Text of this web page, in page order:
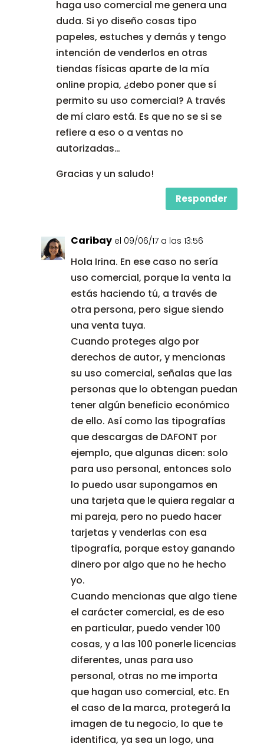
haga uso comercial me genera una
duda. Si yo diseño cosas tipo
papeles, estuches y demás y tengo
intención de venderlos en otras
tiendas físicas aparte de la mía
online propia, ¿debo poner que sí
permito su uso comercial? A través
de mí claro está. Es que no se si se
refiere a eso o a ventas no
autorizadas…
Gracias y un saludo!
Responder
Caribay el 09/06/17 a las 13:56
Hola Irina. En ese caso no sería
uso comercial, porque la venta la
estás haciendo tú, a través de
otra persona, pero sigue siendo
una venta tuya.
Cuando proteges algo por
derechos de autor, y mencionas
su uso comercial, señalas que las
personas que lo obtengan puedan
tener algún beneficio económico
de ello. Así como las tipografías
que descargas de DAFONT por
ejemplo, que algunas dicen: solo
para uso personal, entonces solo
lo puedo usar supongamos en
una tarjeta que le quiera regalar a
mi pareja, pero no puedo hacer
tarjetas y venderlas con esa
tipografía, porque estoy ganando
dinero por algo que no he hecho
yo.
Cuando mencionas que algo tiene
el carácter comercial, es de eso
en particular, puedo vender 100
cosas, y a las 100 ponerle licencias
diferentes, unas para uso
personal, otras no me importa
que hagan uso comercial, etc. En
el caso de la marca, protegerá la
imagen de tu negocio, lo que te
identifica, ya sea un logo, una